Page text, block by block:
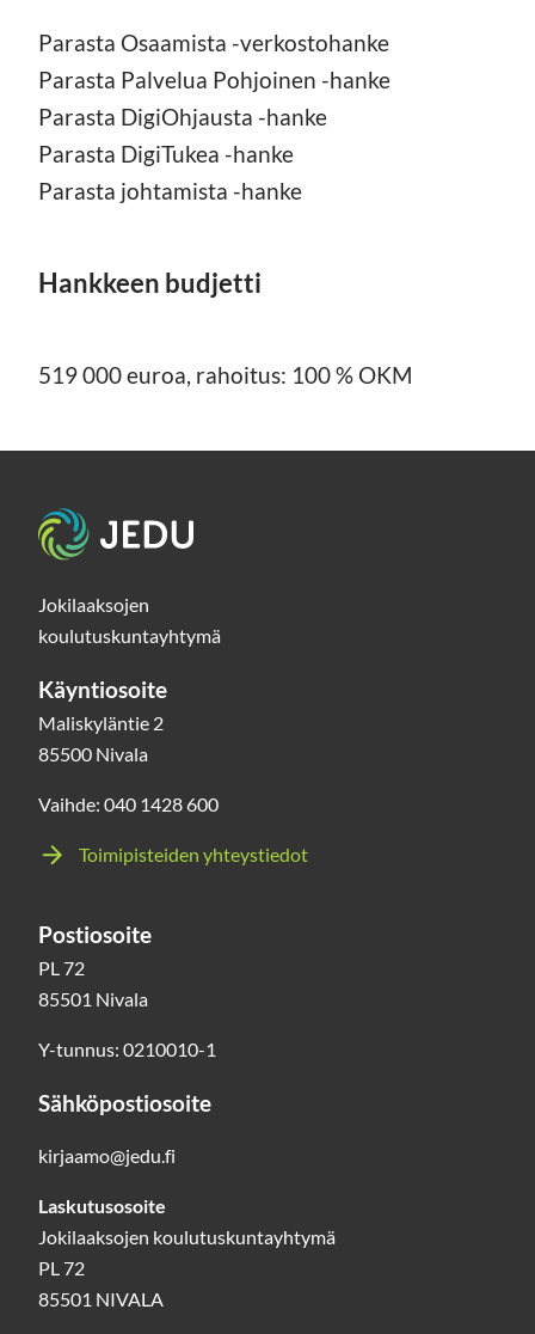
Parasta Osaamista -verkostohanke
Parasta Palvelua Pohjoinen -hanke
Parasta DigiOhjausta -hanke
Parasta DigiTukea -hanke
Parasta johtamista -hanke
Hankkeen budjetti
519 000 euroa, rahoitus: 100 % OKM
Etusivu
Jokilaaksojen
koulutuskuntayhtymä
Käyntiosoite
Maliskyläntie 2
85500 Nivala
Vaihde: 040 1428 600
Toimipisteiden yhteystiedot
Postiosoite
PL 72
85501 Nivala
Y-tunnus: 0210010-1
Sähköpostiosoite
kirjaamo@jedu.fi
Laskutusosoite
Jokilaaksojen koulutuskuntayhtymä
PL 72
85501 NIVALA